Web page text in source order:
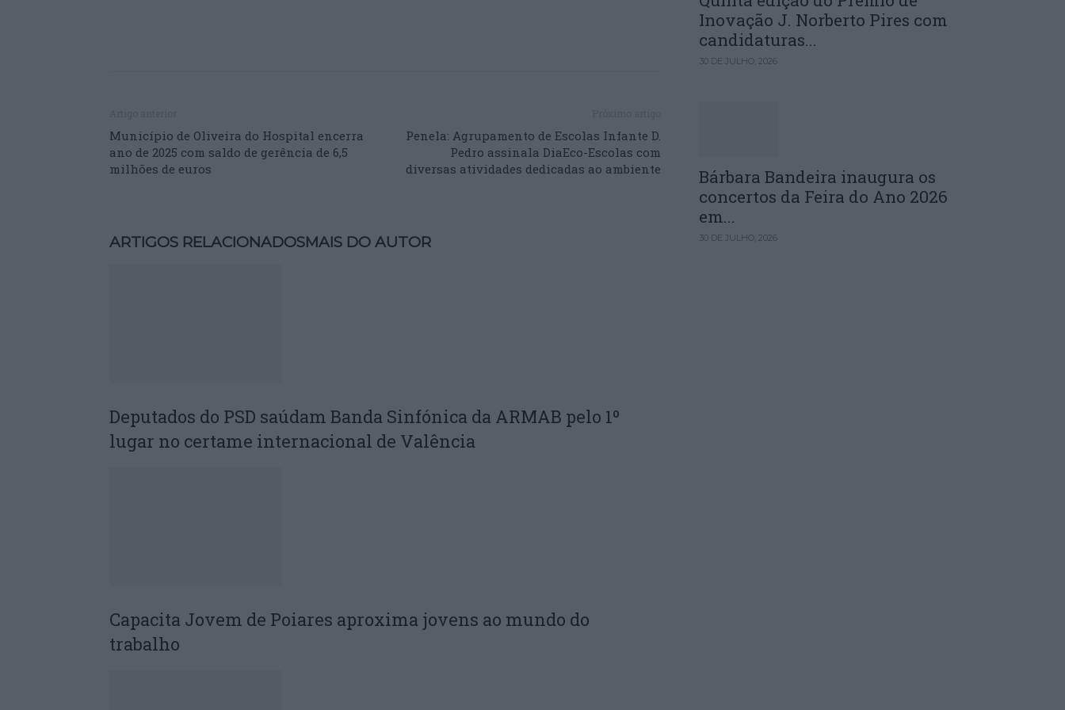
Município de Oliveira do Hospital encerra
ano de 2025 com saldo de gerência de 6,5
milhões de euros
Penela: Agrupamento de Escolas Infante D.
Pedro assinala DiaEco-Escolas com
diversas atividades dedicadas ao ambiente
ARTIGOS RELACIONADOSMAIS DO AUTOR
Deputados do PSD saúdam Banda Sinfónica da ARMAB pelo 1º
lugar no certame internacional de Valência
Capacita Jovem de Poiares aproxima jovens ao mundo do
trabalho
Inovação J. Norberto Pires com
candidaturas...
30 DE JULHO, 2026
Bárbara Bandeira inaugura os
concertos da Feira do Ano 2026
em...
30 DE JULHO, 2026